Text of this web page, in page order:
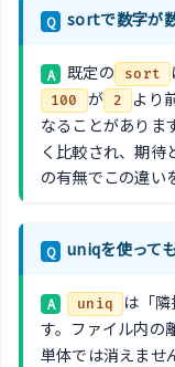
Q sortで数字が
A 既定の sort
100 が 2
より
なることがありま
く比較され、期
の有無でこの違い
Q uniqを使って
A uniq
は「
す。ファイル内の
単体では消えませ